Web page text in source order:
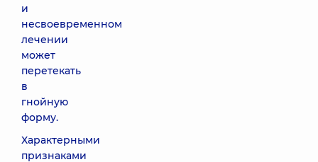
и
несвоевременном
лечении
может
перетекать
в
гнойную
форму.
Характерными
признаками